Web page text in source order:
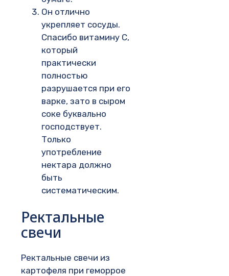
Он отлично
укрепляет сосуды.
Спасибо витамину С,
который
практически
полностью
разрушается при его
варке, зато в сыром
соке буквально
господствует.
Только
употребление
нектара должно
быть
систематическим.
Ректальные
свечи
Ректальные свечи из
картофеля при геморрое